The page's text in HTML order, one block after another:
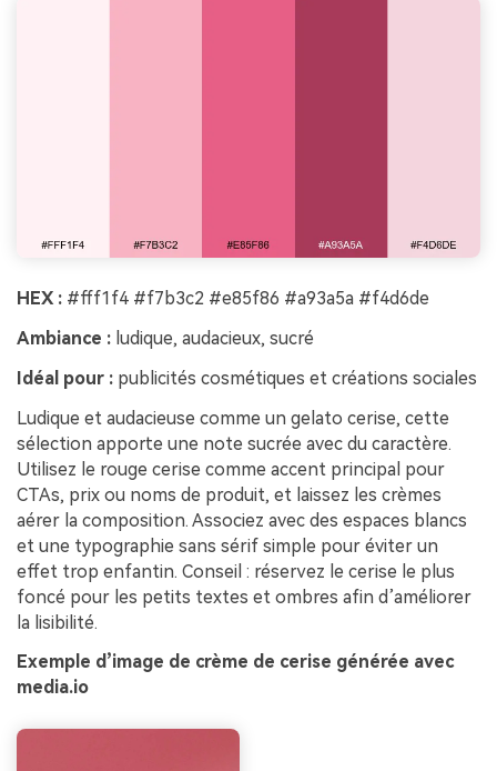
HEX : #fff1f4 #f7b3c2 #e85f86 #a93a5a #f4d6de
Ambiance : ludique, audacieux, sucré
Idéal pour : publicités cosmétiques et créations sociales
Ludique et audacieuse comme un gelato cerise, cette
sélection apporte une note sucrée avec du caractère.
Utilisez le rouge cerise comme accent principal pour
CTAs, prix ou noms de produit, et laissez les crèmes
aérer la composition. Associez avec des espaces blancs
et une typographie sans sérif simple pour éviter un
effet trop enfantin. Conseil : réservez le cerise le plus
foncé pour les petits textes et ombres afin d’améliorer
la lisibilité.
Exemple d’image de crème de cerise générée avec
media.io